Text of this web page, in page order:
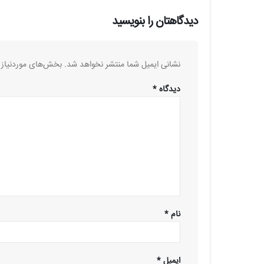
دیدگاهتان را بنویسید
نشانی ایمیل شما منتشر نخواهد شد. بخش‌های
دیدگاه*
نام*
ایمیل*